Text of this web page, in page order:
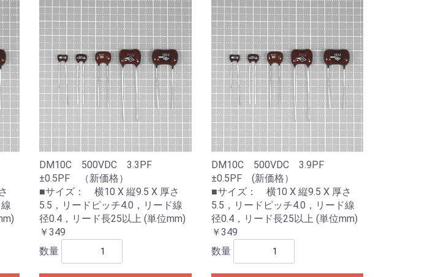
DM10C 500VDC 3.3PF
±0.5PF （新価格）
■サイズ： 横10 X 縦9.5 X 厚さ
5.5，リードピッチ4.0，リード線
径0.4，リード長25以上 (単位mm)
￥349
数量
DM10C 500VDC 3.9PF
±0.5PF (新価格）
■サイズ： 横10 X 縦9.5 X 厚さ
5.5，リードピッチ4.0，リード線
径0.4，リード長25以上 (単位mm)
￥349
数量